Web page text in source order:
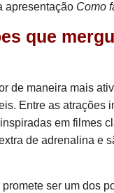
apresentação Como
que
de maneira mais
Entre as
em filmes
de adrenalina e
ser um dos